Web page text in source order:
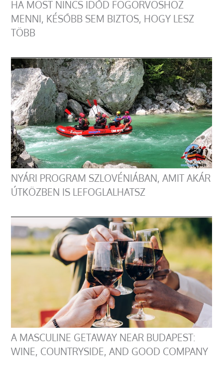
HA MOST NINCS IDŐD FOGORVOSHOZ
MENNI, KÉSŐBB SEM BIZTOS, HOGY LESZ
TÖBB
NYÁRI PROGRAM SZLOVÉNIÁBAN, AMIT AKÁR
ÚTKÖZBEN IS LEFOGLALHATSZ
A MASCULINE GETAWAY NEAR BUDAPEST:
WINE, COUNTRYSIDE, AND GOOD COMPANY